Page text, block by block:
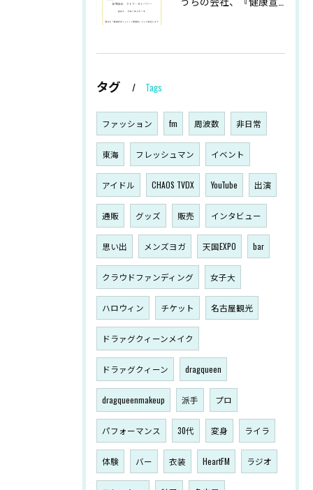
タグ Tags
ファッション fm 周波数 非日常
東海 フレッシュマン イベント
アイドル CHAOS TVDX YouTube 出演
通販 グッズ 販売 インタビュー
思い出 メンズヨガ 天国EXPO bar
クラウドファンディング 女子大
ハロウィン チケット 名古屋観光
ドラァグクィーンメイク
ドラァグクィーン dragqueen
dragqueenmakeup 派手 プロ
パフォーマンス 30代 変身 ライラ
体験 バー 衣装 HeartFM ラジオ